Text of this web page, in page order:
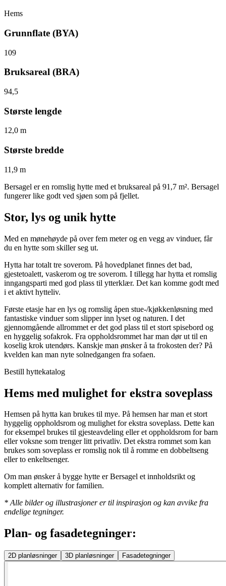
Hems
Grunnflate (BYA)
109
Bruksareal (BRA)
94,5
Største lengde
12,0 m
Største bredde
11,9 m
Bersagel er en romslig hytte med et bruksareal på 91,7 m². Bersagel
fungerer like godt ved sjøen som på fjellet.
Stor, lys og unik hytte
Med en mønehøyde på over fem meter og en vegg av vinduer, får
du en hytte som skiller seg ut.
Hytta har totalt tre soverom. På hovedplanet finnes det bad,
gjestetoalett, vaskerom og tre soverom. I tillegg har hytta et romslig
inngangsparti med god plass til ytterklær. Det kan komme godt med
i et aktivt hytteliv.
Første etasje har en lys og romslig åpen stue-/kjøkkenløsning med
fantastiske vinduer som slipper inn lyset og naturen. I det
gjennomgående allrommet er det god plass til et stort spisebord og
en hyggelig sofakrok. Fra oppholdsrommet har man dør ut til en
koselig krok utendørs. Kanskje man ønsker å ta frokosten der? På
kvelden kan man nyte solnedgangen fra sofaen.
Bestill hyttekatalog
Hems med mulighet for ekstra soveplass
Hemsen på hytta kan brukes til mye. På hemsen har man et stort
hyggelig oppholdsrom og mulighet for ekstra soveplass. Dette kan
for eksempel brukes til gjesteavdeling eller et oppholdsrom for barn
eller voksne som trenger litt privatliv. Det ekstra rommet som kan
brukes som soveplass er romslig nok til å romme en dobbeltseng
eller to enkeltsenger.
Om man ønsker å bygge hytte er Bersagel et innholdsrikt og
komplett alternativ for familien.
* Alle bilder og illustrasjoner er til inspirasjon og kan avvike fra
endelige tegninger.
Plan- og fasadetegninger:
2D planløsninger 3D planløsninger Fasadetegninger